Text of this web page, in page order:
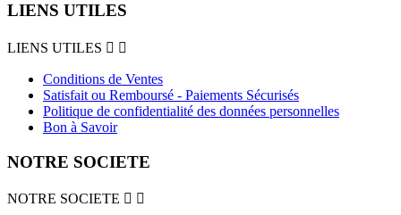
LIENS UTILES
LIENS UTILES  
Conditions de Ventes
Satisfait ou Remboursé - Paiements Sécurisés
Politique de confidentialité des données personnelles
Bon à Savoir
NOTRE SOCIETE
NOTRE SOCIETE  